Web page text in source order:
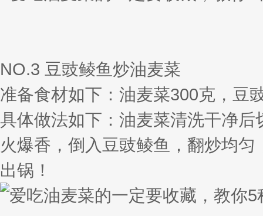
NO.3 豆豉鲮鱼炒油麦菜
准备食材如下：油麦菜300克，豆
具体做法如下：油麦菜清洗干净
火爆香，倒入豆豉鲮鱼，翻炒均
出锅！